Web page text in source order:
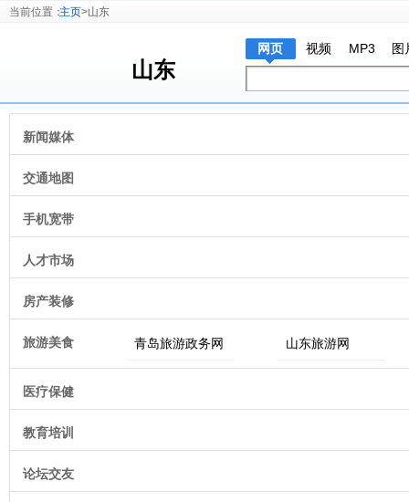
当前位置：主页>山东
山东
网页 视频 MP3 图
新闻媒体
交通地图
手机宽带
人才市场
房产装修
旅游美食 青岛旅游政务网 山东旅游网
医疗保健
教育培训
论坛交友